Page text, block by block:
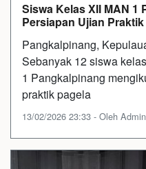
Siswa Kelas XII MAN
Persiapan Ujian
Pangkalpinang,
Sebanyak 12 siswa
1 Pangkalpinang
praktik pagela
13/02/2026 23:33 - Oleh